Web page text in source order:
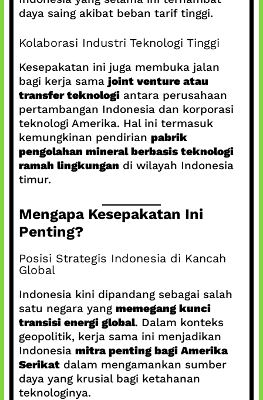
daya saing akibat beban tarif tinggi.
Kolaborasi Industri Teknologi Tinggi
Kesepakatan ini juga membuka jalan
bagi kerja sama joint venture atau
transfer teknologiantara perusahaan
pertambangan Indonesia dan korporasi
teknologi Amerika. Hal ini termasuk
kemungkinan pendirian pabrik
pengolahan mineral berbasis teknologi
ramah lingkungan di wilayah Indonesia
timur.
Mengapa Kesepakatan Ini
Penting?
Posisi Strategis Indonesia di Kancah
Global
Indonesia kini dipandang sebagai salah
satu negara yang memegang kunci
transisi energi global. Dalam konteks
geopolitik, kerja sama ini menjadikan
Indonesia mitra penting bagi Amerika
Serikatdalam mengamankan sumber
daya yang krusial bagi ketahanan
teknologinya.